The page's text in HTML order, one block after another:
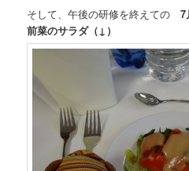
そして、午後の研修を終えての7
前菜のサラダ（↓）